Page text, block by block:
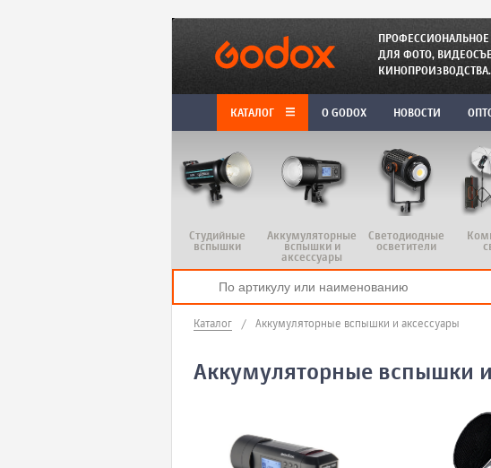
ДЛЯ ФОТО,
КИНОПРОИЗВОДСТВА.
КАТАЛОГ O GODOX НОВОСТИ
Студийные
вспышки
Аккумуляторные
вспышки и
аксессуары
Светодиодные
осветители
Каталог / Аккумуляторные вспышки и аксессуары
Аккумуляторные вспышки и